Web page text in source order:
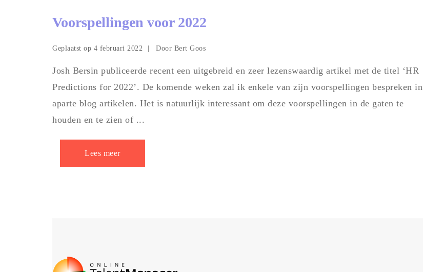
Voorspellingen voor 2022
Geplaatst op 4 februari 2022 Door Bert Goos
Josh Bersin publiceerde recent een uitgebreid en zeer lezenswaardig artikel met de titel ‘HR
Predictions for 2022’. De komende weken zal ik enkele van zijn voorspellingen bespreken in
aparte blog artikelen. Het is natuurlijk interessant om deze voorspellingen in de gaten te
houden en te zien of ...
Lees meer